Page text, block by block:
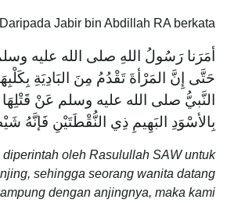
Daripada Jabir bin Abdillah RA berkata:
أمَرَنا رَسُولُ اللهِ صلى الله عليه
حَتَّى إِنَّ المَرْأةَ تَقْدُمُ مِنَ البَادِيَةِ
النَّبيُّ صلى الله عليه وسلم عَنْ
بِالأسْوَدِ البَهِيمِ ذِي النُّقْطَتَيْنِ فَإنَّهُ
diperintah oleh Rasulullah SAW untuk
sehingga seorang wanita datang
dengan anjingnya, maka kami